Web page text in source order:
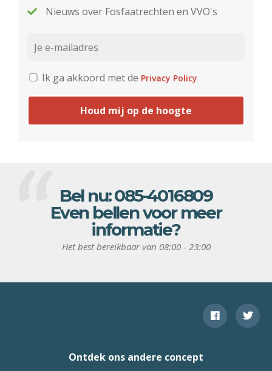
Nieuws over Fosfaatrechten en VVO's
Ik ga akkoord met de Privacy Policy
Houd mij op de hoogte
Bel nu:085-4016809
Even bellen voor meer
informatie?
Het best bereikbaar van 08:00 - 23:00
Ontdek ons andere concept